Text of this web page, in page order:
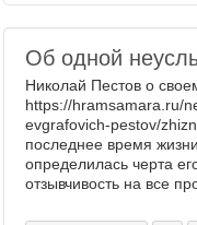
Об одной
Николай Пестов о
https://hramsamara.ru/
evgrafovich-pestov/
последнее время
определилась черта
отзывчивость на все